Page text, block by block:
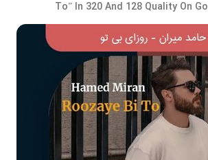
To” In 320 And 128 Quality On